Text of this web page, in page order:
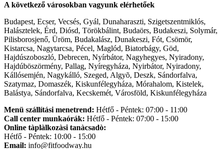
A következő városokban vagyunk elérhetőek
Budapest, Ecser, Vecsés, Gyál, Dunaharaszti, Szigetszentmiklós,
Halásztelek, Érd, Diósd, Törökbálint, Budaörs, Budakeszi, Solymár,
Pilisborosjenő, Üröm, Budakalász, Dunakeszi, Fót, Csömör,
Kistarcsa, Nagytarcsa, Pécel, Maglód, Biatorbágy, Göd,
Hajdúszoboszló, Debrecen, Nyírbátor, Nagyhegyes, Nyiradony,
Hajdúböszörmény, Pallag, Nyíregyháza, Nyirbátor, Nyiradony,
Kállósemjén, Nagykálló, Szeged, Algyõ, Deszk, Sándorfalva,
Szatymaz, Domaszék, Kiskunfélegyháza, Mórahalom, Kistelek,
Balástya, Sándorfalva, Kecskemét, Városföld, Kiskunfélegyháza
Menü szállítási menetrend: Hétfő - Péntek: 07:00 - 11:00
Call center munkaórák: Hétfő - Péntek: 07:00 - 15:00
Online tàplàlkozàsi tanàcsadò:
Hétfő - Péntek: 10:00 - 15:00
Email: info@fitfoodway.hu